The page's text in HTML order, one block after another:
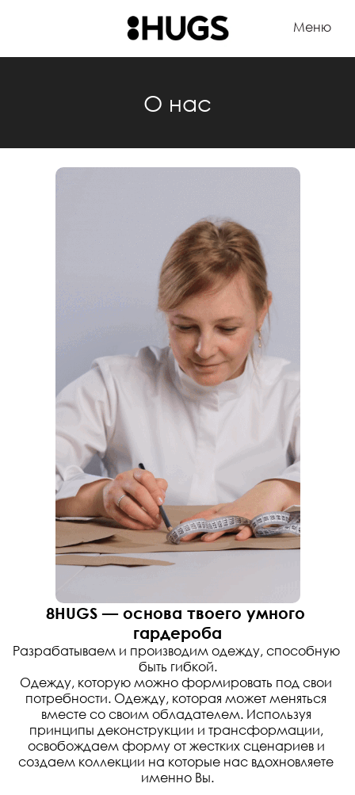
О нас
8HUGS — основа твоего умного
гардероба
Разрабатываем и производим одежду, способную
быть гибкой.
Одежду, которую можно формировать под свои
потребности. Одежду, которая может меняться
вместе со своим обладателем. Используя
принципы деконструкции и трансформации,
освобождаем форму от жестких сценариев и
создаем коллекции на которые нас вдохновляете
именно Вы.
Меню